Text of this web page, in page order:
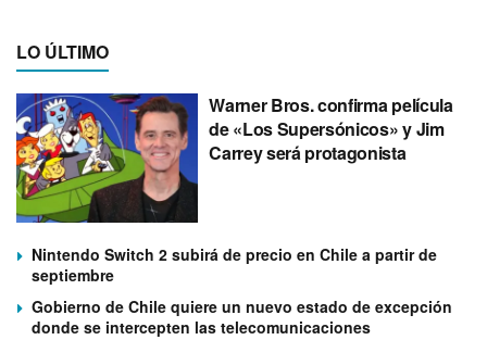
LO ÚLTIMO
Warner Bros. confirma película
de «Los Supersónicos» y Jim
Carrey será protagonista
Nintendo Switch 2 subirá de precio en Chile a partir de
septiembre
Gobierno de Chile quiere un nuevo estado de excepción
donde se intercepten las telecomunicaciones